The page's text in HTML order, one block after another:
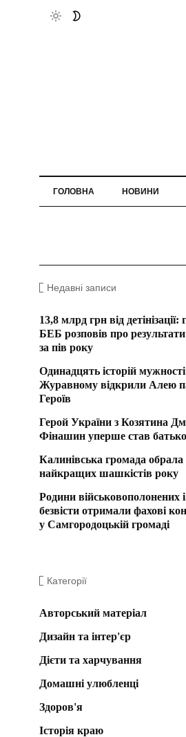
ГОЛОВНА НОВИНИ
Недавні записи
13,8 млрд грн від детінізації:
БЕБ розповів про
за пів року
Одинадцять історій
Журавному відкрили Алею
Героїв
Герой України з Козятина
Фінашин уперше став
Калинівська громада обрала
найкращих шашкістів року
Родини військовополонених
безвісти отримали фахові
у Самгородоцькій громаді
Категорії
Авторський матеріал
Дизайн та інтер'єр
Дієти та харчування
Домашні улюбленці
Здоров'я
Історія краю